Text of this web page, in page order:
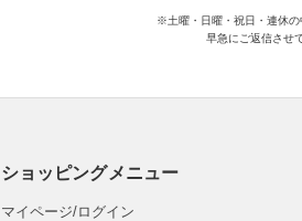
※土曜・日曜・祝日・連休の
早急にご返信させ
ショッピングメニュー
マイページ/ログイン